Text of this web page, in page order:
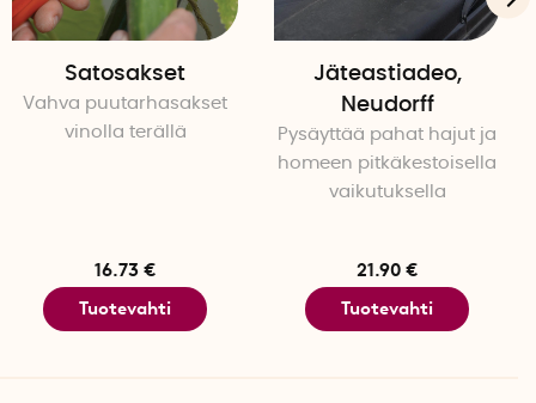
ämpäriin hieman bokashirouhetta, paperipyyhkeitä
ostaa erikseen.
tai kulhoon päivän aikana.
ja kaada päälle noin 1–2 ruokalusikallista
Kompostoinnin aikana voit tyhjentää suotovettä
Satosakset
Vahva puutarhasakset
vinolla terällä
16.73 €
Tuotevahti
Jäteastiadeo,
Neudorff
Pysäyttää pahat hajut ja
homeen pitkäkestoisella
vaikutuksella
21.90 €
Tuotevahti